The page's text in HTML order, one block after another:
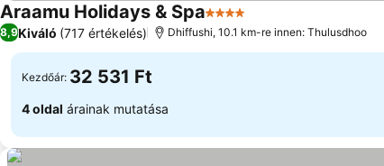
Araamu Holidays & Spa4 Kategória
8,9Kiváló (717 értékelés) Dhiffushi, 10.1 km-re innen: Thulusdhoo
Kezdőár: 32 531 Ft
4 oldal árainak mutatása